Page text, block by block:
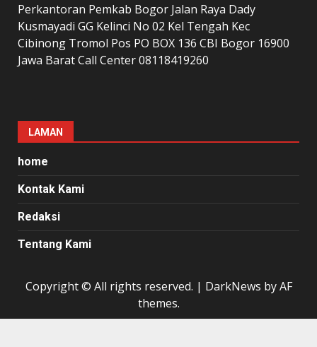
Perkantoran Pemkab Bogor Jalan Raya Dady
Kusmayadi GG Kelinci No 02 Kel Tengah Kec
Cibinong Tromol Pos PO BOX 136 CBI Bogor 16900
Jawa Barat Call Center 08118419260
LAMAN
home
Kontak Kami
Redaksi
Tentang Kami
Copyright © All rights reserved. | DarkNews by AF
themes.